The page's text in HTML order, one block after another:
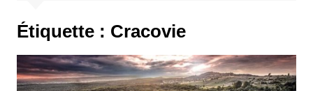
Étiquette : Cracovie